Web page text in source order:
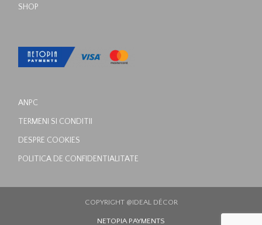
SHOP
ANPC
TERMENI SI CONDITII
DESPRE COOKIES
POLITICA DE CONFIDENTIALITATE
COPYRIGHT @IDEAL DÉCOR
NETOPIA PAYMENTS